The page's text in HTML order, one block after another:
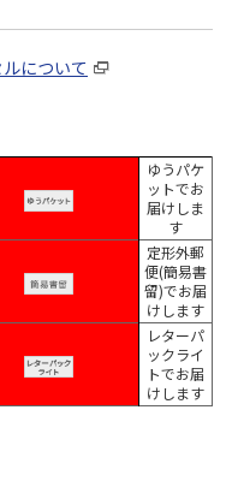
について
ゆうパケ
ットでお
届けしま
す
定形外郵
便(簡易書
留)でお届
けします
レターパ
ックライ
トでお届
けします